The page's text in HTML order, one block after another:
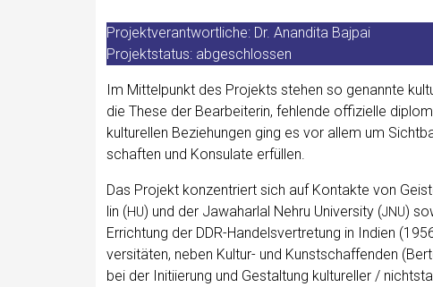
Pro­jekt­ver­ant­wort­li­che: Dr. Anan­di­ta Baj­pai
Pro­jekt­sta­tus: abgeschlossen
Im Mit­tel­punkt des Pro­jekts ste­hen so genann­te
die The­se der Bear­bei­te­rin, feh­len­de offi­zi­el­le
kul­tu­rel­len Bezie­hun­gen ging es vor allem um
schaf­ten und Kon­su­la­te erfüllen.
Das Pro­jekt kon­zen­triert sich auf Kon­tak­te von
lin (HU) und der Jawa­harlal Neh­ru Uni­ver­si­ty (JNU)
Errich­tung der DDR-Han­dels­ver­tre­tung in Indi­en
ver­si­tä­ten, neben Kul­tur- und Kunst­schaf­fen­den
bei der Initi­ie­rung und Gestal­tung kul­tu­rel­ler /